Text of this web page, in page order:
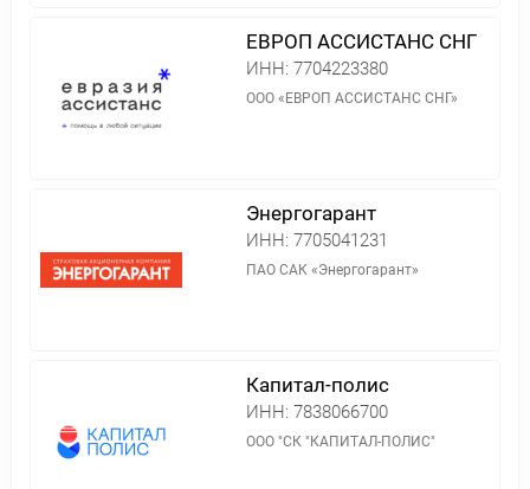
ЕВРОП АССИСТАНС СНГ
ИНН: 7704223380
ООО «ЕВРОП АССИСТАНС СНГ»
Энергогарант
ИНН: 7705041231
ПАО САК «Энергогарант»
Капитал-полис
ИНН: 7838066700
ООО "СК "КАПИТАЛ-ПОЛИС"